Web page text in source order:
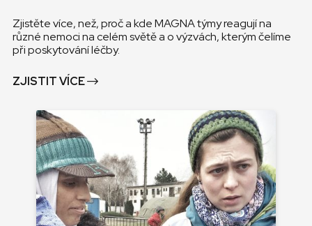
Zjistěte více, než, proč a kde MAGNA týmy reagují na
různé nemoci na celém světě a o výzvách, kterým čelíme
při poskytování léčby.
ZJISTIT VÍCE